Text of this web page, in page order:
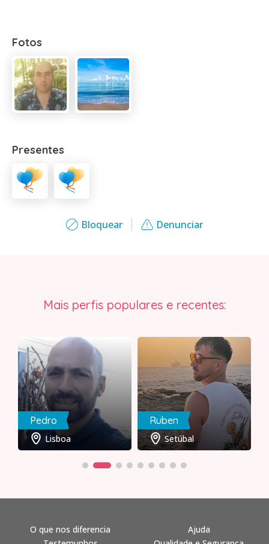
Bloquear Denunciar
Fotos
Presentes
Mais perfis populares e recentes:
Pedro
Lisboa
Ruben
Setúbal
O que nos diferencia
Ajuda